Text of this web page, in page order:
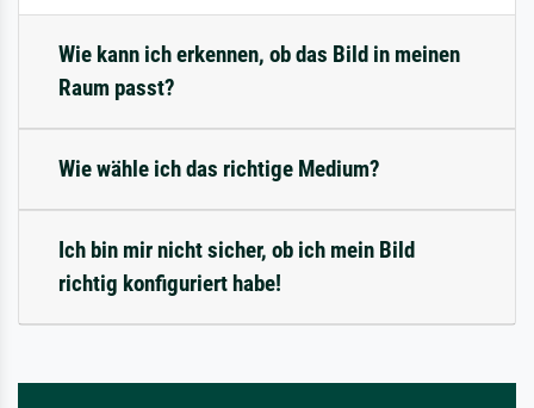
Wie kann ich erkennen, ob das Bild in meinen
Raum passt?
Wie wähle ich das richtige Medium?
Ich bin mir nicht sicher, ob ich mein Bild
richtig konfiguriert habe!